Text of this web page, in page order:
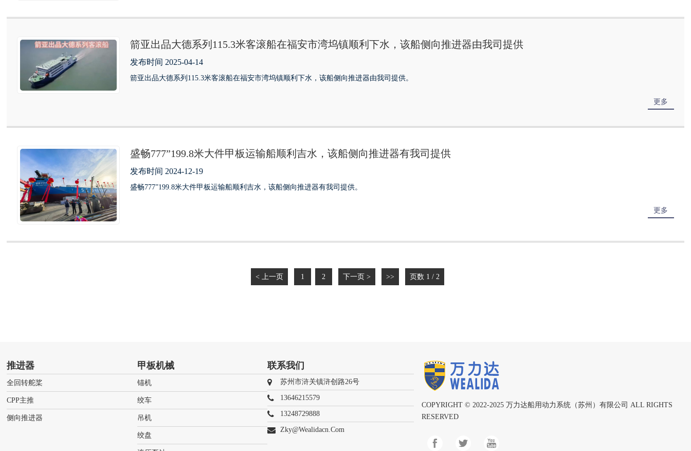
箭亚出品大德系列115.3米客滚船在福安市湾坞镇顺利下水，该船侧向推进器由我司提供
发布时间 2025-04-14
箭亚出品大德系列115.3米客滚船在福安市湾坞镇顺利下水，该船侧向推进器由我司提供。
更多
盛畅777”199.8米大件甲板运输船顺利吉水，该船侧向推进器有我司提供
发布时间 2024-12-19
盛畅777”199.8米大件甲板运输船顺利吉水，该船侧向推进器有我司提供。
更多
< 上一页 1 2 下一页 > >> 页数 1 / 2
推进器
全回转舵桨
CPP主推
侧向推进器
甲板机械
锚机
绞车
吊机
绞盘
联系我们
苏州市浒关镇浒创路26号
13646215579
13248729888
Zky@wealidacn.com
COPYRIGHT © 2022-2025万力达船用动力系统（苏州）有限公司 ALL RIGHTS
RESERVED